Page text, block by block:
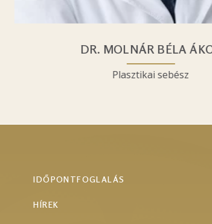
DR. MOLNÁR BÉLA ÁKOS
Plasztikai sebész
IDŐPONTFOGLALÁS
HÍREK